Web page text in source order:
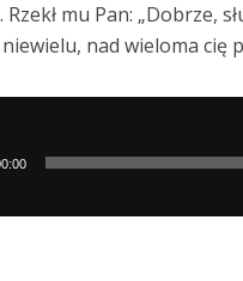
Rzekł mu Pan: „Dobrze,
nad wieloma cię